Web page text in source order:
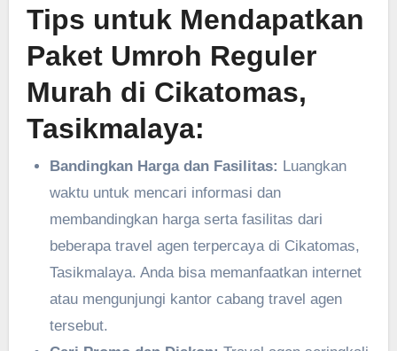
Tips untuk Mendapatkan
Paket Umroh Reguler
Murah di Cikatomas,
Tasikmalaya:
Bandingkan Harga dan Fasilitas: Luangkan
waktu untuk mencari informasi dan
membandingkan harga serta fasilitas dari
beberapa travel agen terpercaya di Cikatomas,
Tasikmalaya. Anda bisa memanfaatkan internet
atau mengunjungi kantor cabang travel agen
tersebut.